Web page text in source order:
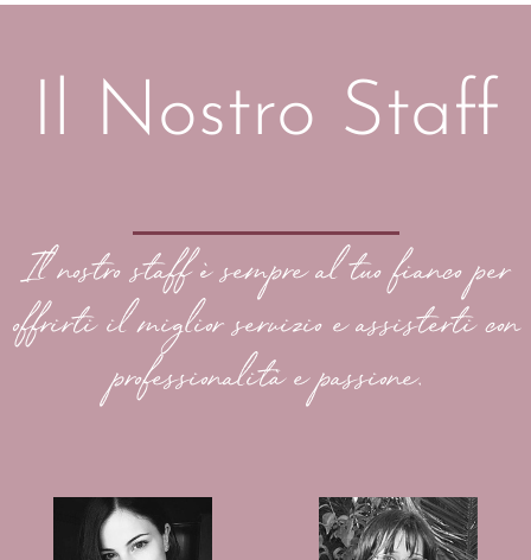
Il Nostro Staff
Il nostro staff è sempre al tuo fianco per
offrirti il miglior servizio e assisterti con
professionalità e passione.